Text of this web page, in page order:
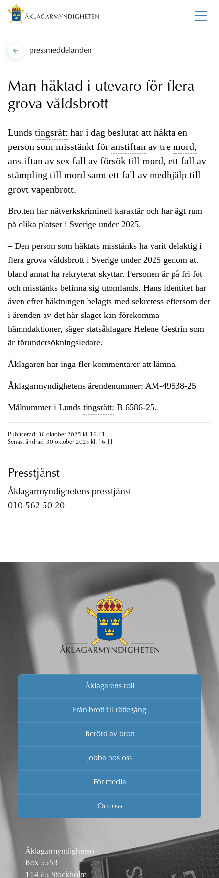
pressmeddelanden
Man häktad i utevaro för flera
grova våldsbrott
Lunds tingsrätt har i dag beslutat att häkta en
person som misstänkt för anstiftan av tre mord,
anstiftan av sex fall av försök till mord, ett fall av
stämpling till mord samt ett fall av medhjälp till
grovt vapenbrott.
Brotten har nätverkskriminell karaktär och har ägt rum
på olika platser i Sverige under 2025.
– Den person som häktats misstänks ha varit delaktig i
flera grova våldsbrott i Sverige under 2025 genom att
bland annat ha rekryterat skyttar. Personen är på fri fot
och misstänks befinna sig utomlands. Hans identitet har
även efter häktningen belagts med sekretess eftersom det
i ärenden av det här slaget kan förekomma
hämndaktioner, säger statsåklagare Helene Gestrin som
är förundersökningsledare.
Åklagaren har inga fler kommentarer att lämna.
Åklagarmyndighetens ärendenummer: AM-49538-25.
Målnummer i Lunds tingsrätt: B 6586-25.
Publicerad: 30 oktober 2025 kl. 16.11
Senast ändrad: 30 oktober 2025 kl. 16.11
Presstjänst
Åklagarmyndighetens presstjänst
010-562 50 20
Åklagarens roll
Från brott till rättegång
Berörd av brott
Jobba hos oss
För media
Om oss
Åklagarmyndigheten
Box 5553
114 85 Stockholm